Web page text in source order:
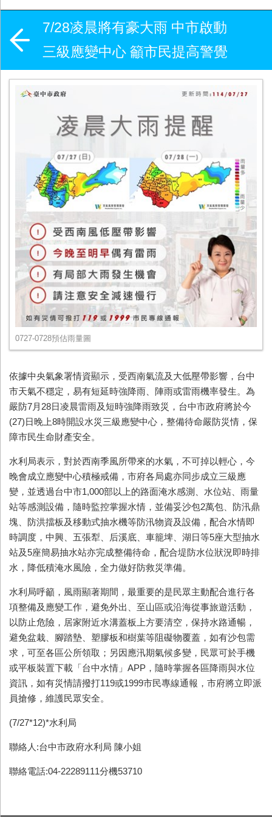
7/28凌晨將有豪大雨 中市啟動
三級應變中心 籲市民提高警覺
0727-0728預估雨量圖
依據中央氣象署情資顯示，受西南氣流及大低壓帶影響，台中
市天氣不穩定，易有短延時強降雨、陣雨或雷雨機率發生。為
嚴防7月28日凌晨雷雨及短時強降雨致災，台中市政府將於今
(27)日晚上8時開設水災三級應變中心，整備待命嚴防災情，保
障市民生命財產安全。
水利局表示，對於西南季風所帶來的水氣，不可掉以輕心，今
晚會成立應變中心積極戒備，市府各局處亦同步成立三級應
變，並透過台中市1,000部以上的路面淹水感測、水位站、雨量
站等感測設備，隨時監控掌握水情，並備妥沙包2萬包、防汛鼎
塊、防洪擋板及移動式抽水機等防汛物資及設備，配合水情即
時調度，中興、五張犁、后溪底、車籠埤、湖日等5座大型抽水
站及5座簡易抽水站亦完成整備待命，配合堤防水位狀況即時排
水，降低積淹水風險，全力做好防救災準備。
水利局呼籲，風雨顯著期間，最重要的是民眾主動配合進行各
項整備及應變工作，避免外出、至山區或沿海從事旅遊活動，
以防止危險，居家附近水溝蓋板上方要清空，保持水路通暢，
避免盆栽、腳踏墊、塑膠板和樹葉等阻礙物覆蓋，如有沙包需
求，可至各區公所領取；另因應汛期氣候多變，民眾可於手機
或平板裝置下載「台中水情」APP，隨時掌握各區降雨與水位
資訊，如有災情請撥打119或1999市民專線通報，市府將立即派
員搶修，維護民眾安全。
(7/27*12)*水利局
聯絡人:台中市政府水利局 陳小姐
聯絡電話:04-22289111分機53710